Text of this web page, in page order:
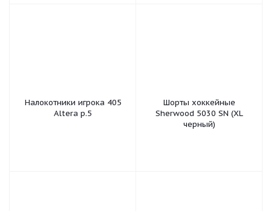
Налокотники игрока 405
Altera р.5
Шорты хоккейные
Sherwood 5030 SN (ХL
черный)